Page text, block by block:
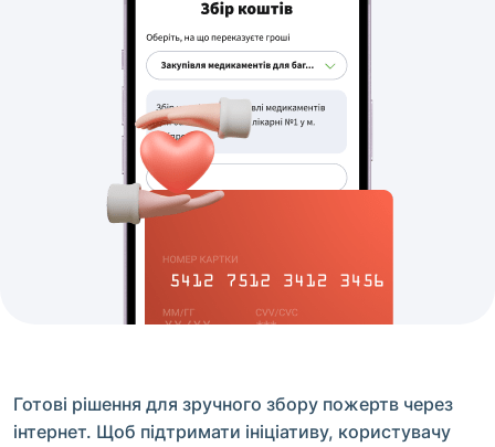
Готові рішення для зручного збору пожертв через
інтернет. Щоб підтримати ініціативу, користувачу